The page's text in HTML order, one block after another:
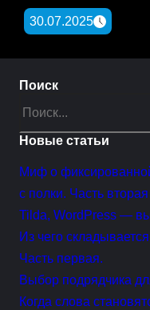
30.07.2025
Поиск
Новые статьи
Миф о
с полки. Часть вторая
Tilda, WordPress —
Из чего
Часть первая.
Выбор подрядчика
Когда слова